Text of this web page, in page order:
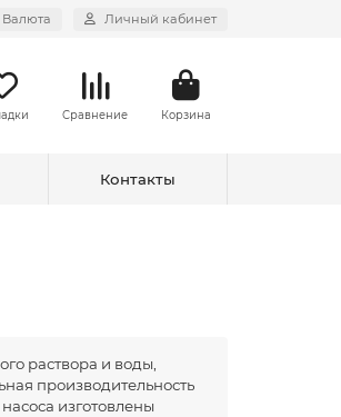
Валюта Личный кабинет
Сравнение Корзина
Контакты
раствора и воды,
производительность
изготовлены